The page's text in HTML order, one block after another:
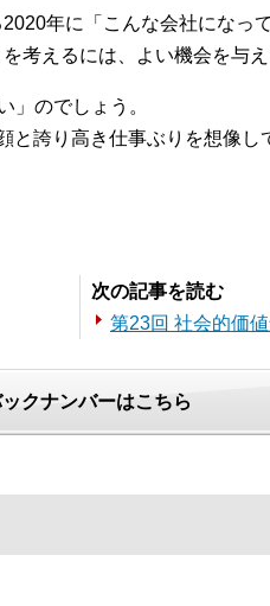
年に「こんな会社になっ
考えるには、よい機会を与え
」のでしょう。
誇り高き仕事ぶりを想像し
次の記事を読む
第23回 社会的価
クナンバーはこちら